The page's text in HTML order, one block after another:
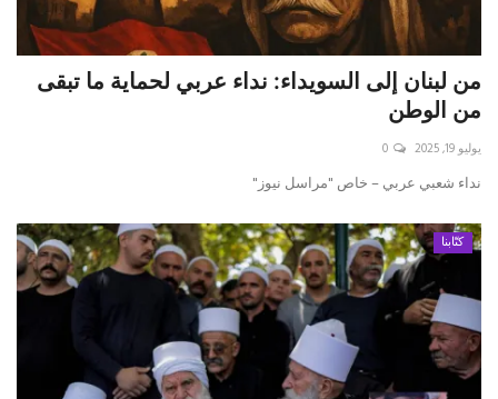
‎من لبنان إلى السويداء: نداء عربي لحماية ما تبقى
من الوطن
يوليو 19, 2025 0
نداء شعبي عربي – خاص "مراسل نيوز"
كتّابنا